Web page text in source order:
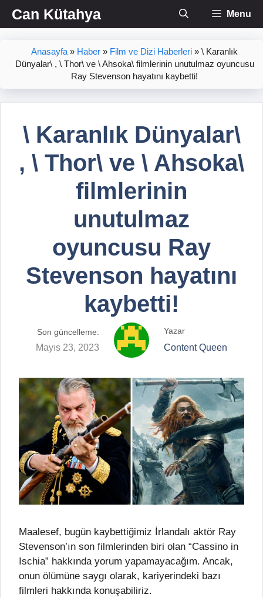
İçeriğe
atlaCan Kütahya Menu
Anasayfa » Haber » Film ve Dizi Haberleri » \ Karanlık
Dünyalar\ , \ Thor\ ve \ Ahsoka\ filmlerinin unutulmaz oyuncusu
Ray Stevenson hayatını kaybetti!
\ Karanlık Dünyalar\
, \ Thor\ ve \ Ahsoka\
filmlerinin
unutulmaz
oyuncusu Ray
Stevenson hayatını
kaybetti!
Son güncelleme:
Mayıs 23, 2023
Yazar
Content Queen
Maalesef, bugün kaybettiğimiz İrlandalı aktör Ray
Stevenson’ın son filmlerinden biri olan “Cassino in
Ischia” hakkında yorum yapamayacağım. Ancak,
onun ölümüne saygı olarak, kariyerindeki bazı
filmleri hakkında konuşabiliriz.